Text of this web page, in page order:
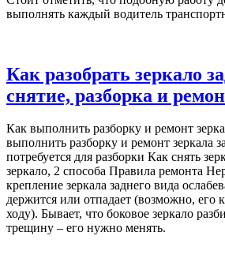
выполнять каждый водитель
Как разобрать зеркало
снятие, разборка и
Как выполнить разборку и ремонт
выполнить разборку и ремонт зеркала
потребуется для разборки Как снять
зеркало, 2 способа Правила ремонта
крепление зеркала заднего вида
держится или отпадает (возможно, его
ходу). Бывает, что боковое зеркало
трещину – его нужно менять.